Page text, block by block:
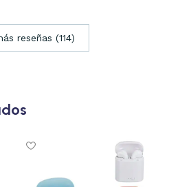
reseñas (114)